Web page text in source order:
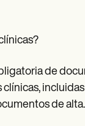
de
de alta.